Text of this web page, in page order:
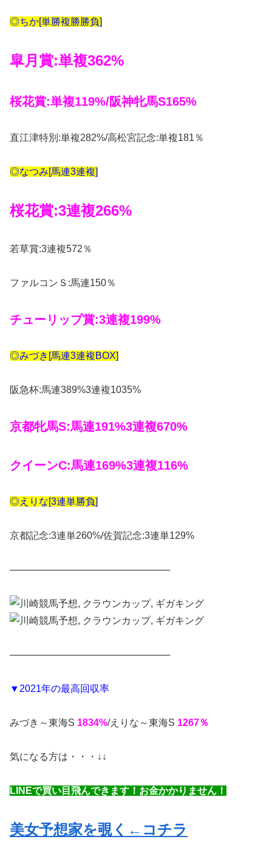
◎ちか[単勝複勝勝負]
皐月賞:単複362%
桜花賞:単複119%/阪神牝馬S165%
直江津特別:単複282%/高松宮記念:単複181％
◎なつみ[馬連3連複]
桜花賞:3連複266%
若草賞:3連複572％
ファルコンＳ:馬連150％
チューリップ賞:3連複199%
◎みづき[馬連3連複BOX]
阪急杯:馬連389%3連複1035%
京都牝馬S:馬連191%3連複670%
クイーンC:馬連169%3連複116%
◎えりな[3連単勝負]
京都記念:3連単260%/佐賀記念:3連単129%
────────────────────────
────────────────────────
▼2021年の最高回収率
みづき～東海S 1834%/えりな～東海S 1267％
気になる方は・・・↓↓
LINEで買い目飛んできます！お金かかりません！
美女予想家を覗く←コチラ